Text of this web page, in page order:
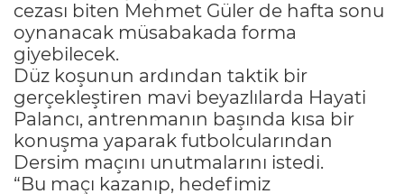
cezası biten Mehmet Güler de hafta sonu
oynanacak müsabakada forma
giyebilecek.
Düz koşunun ardından taktik bir
gerçekleştiren mavi beyazlılarda Hayati
Palancı, antrenmanın başında kısa bir
konuşma yaparak futbolcularından
Dersim maçını unutmalarını istedi.
“Bu maçı kazanıp, hedefimiz